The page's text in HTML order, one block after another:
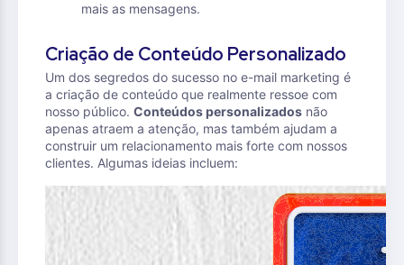
mais as mensagens.
Criação de Conteúdo Personalizado
Um dos segredos do sucesso no e-mail marketing é
a criação de conteúdo que realmente ressoe com
nosso público. Conteúdos personalizados não
apenas atraem a atenção, mas também ajudam a
construir um relacionamento mais forte com nossos
clientes. Algumas ideias incluem: